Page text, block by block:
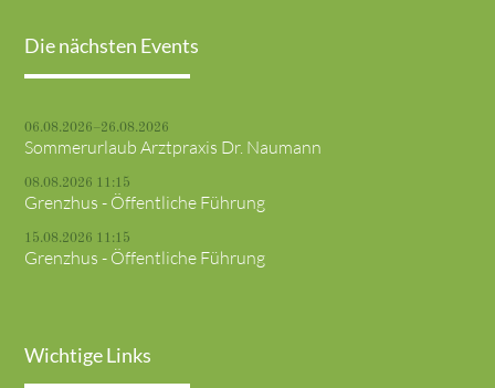
Die nächsten Events
06.08.2026–26.08.2026
Sommerurlaub Arztpraxis Dr. Naumann
08.08.2026 11:15
Grenzhus - Öffentliche Führung
15.08.2026 11:15
Grenzhus - Öffentliche Führung
Wichtige Links